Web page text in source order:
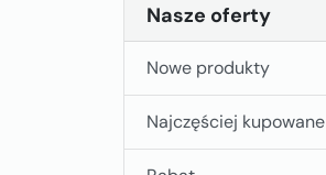
Nasze oferty
Nowe produkty
Najczęściej kupowane